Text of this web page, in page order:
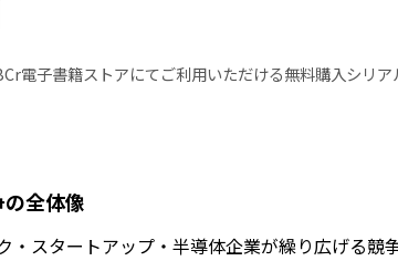
電子書籍ストアにてご利用いただける無料購入シリ
全体像
・スタートアップ・半導体企業が繰り広げる競